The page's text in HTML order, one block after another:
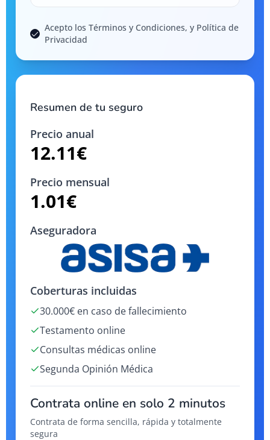
Acepto los Términos y Condiciones, y Política de
Privacidad
Resumen de tu seguro
Precio anual
12.11€
Precio mensual
1.01€
Aseguradora
Coberturas incluidas
30.000€ en caso de fallecimiento
Testamento online
Consultas médicas online
Segunda Opinión Médica
Contrata online en solo 2 minutos
Contrata de forma sencilla, rápida y totalmente
segura